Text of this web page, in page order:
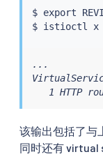
$ export
$ istioctl x
...
1 HTTP
该输出包括了与
同时还有 virtual